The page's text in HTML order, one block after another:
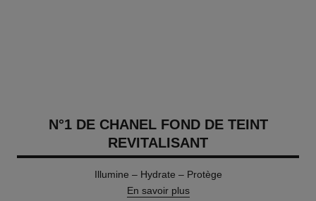
N°1 DE CHANEL FOND DE TEINT
REVITALISANT
Illumine – Hydrate – Protège
En savoir plus